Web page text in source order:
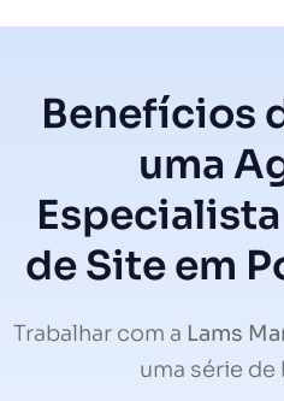
Benefícios
uma
de Site em
Trabalhar com a Lams
uma série